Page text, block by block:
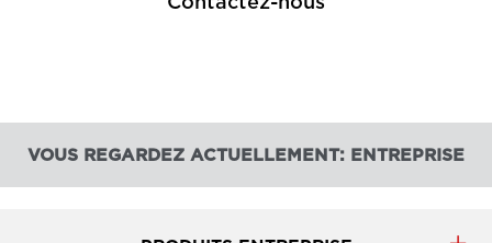
VOUS REGARDEZ ACTUELLEMENT: ENTREPRISE